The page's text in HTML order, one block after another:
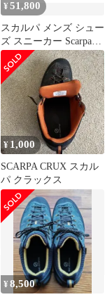
¥51,800
スカルパ メンズ シュー
ズ スニーカー Scarpa
Crux SharkMustard 1 マ
スタード
¥ 1,000
SCARPA CRUX スカル
パ クラックス
¥8,500